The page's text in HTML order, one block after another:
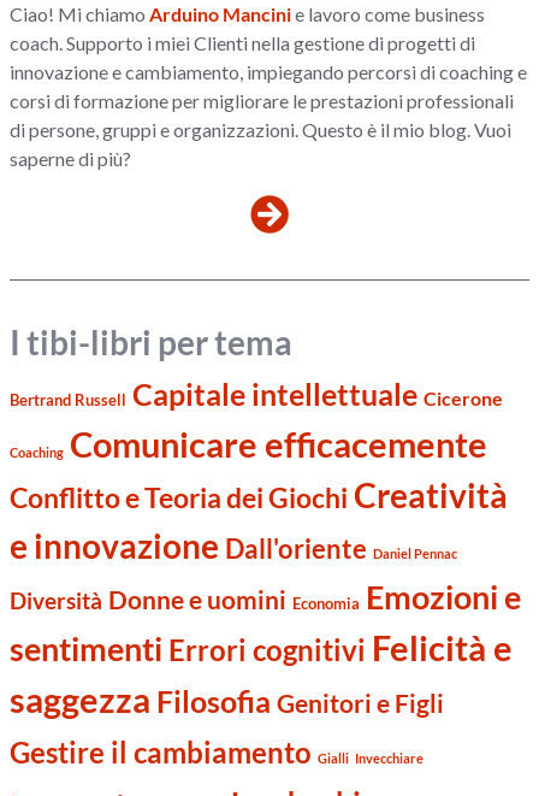
Ciao! Mi chiamo Arduino Mancinie lavoro come business
coach. Supporto i miei Clienti nella gestione di progetti di
innovazione e cambiamento, impiegando percorsi di coaching e
corsi di formazione per migliorare le prestazioni professionali
di persone, gruppi e organizzazioni. Questo è il mio blog. Vuoi
saperne di più?
I tibi-libri per tema
Bertrand Russell Capitale intellettuale Cicerone
Coaching Comunicare efficacemente
Conflitto e Teoria dei Giochi Creatività
e innovazione Dall'oriente Daniel Pennac
Diversità Donne e uomini Economia Emozioni e
sentimenti Errori cognitivi Felicità e
saggezza Filosofia Genitori e Figli
Gestire il cambiamento Gialli Invecchiare